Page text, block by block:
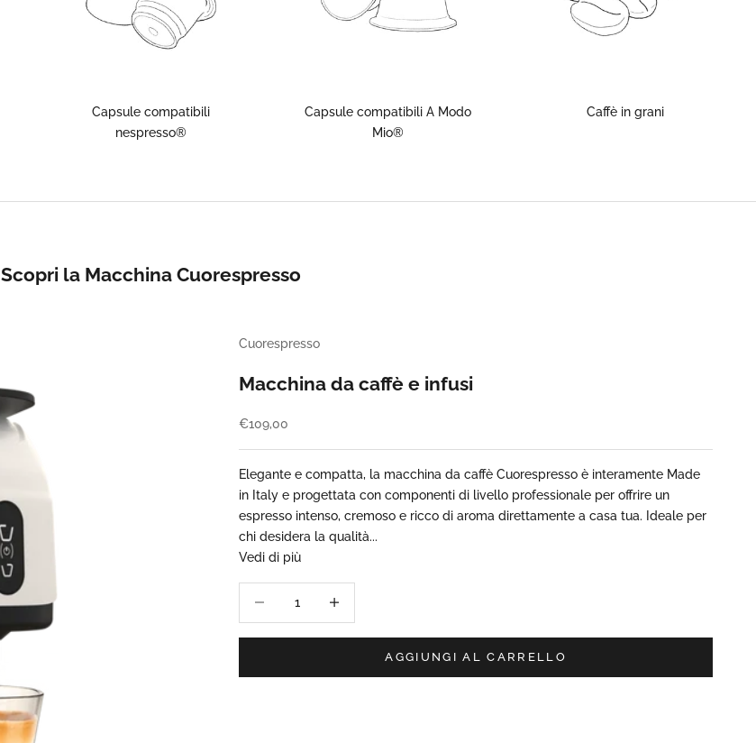
Capsule compatibili
nespresso®
Capsule compatibili A Modo
Mio®
Caffè in grani
Scopri la Macchina Cuorespresso
Cuorespresso
Macchina da caffè e infusi
Prezzo scontato
€109,00
Elegante e compatta, la macchina da caffè Cuorespresso è interamente Made
in Italy e progettata con componenti di livello professionale per offrire un
espresso intenso, cremoso e ricco di aroma direttamente a casa tua. Ideale per
chi desidera la qualità...
Vedi di più
AGGIUNGI AL CARRELLO